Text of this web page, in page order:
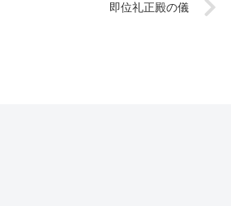
即位礼正殿の儀